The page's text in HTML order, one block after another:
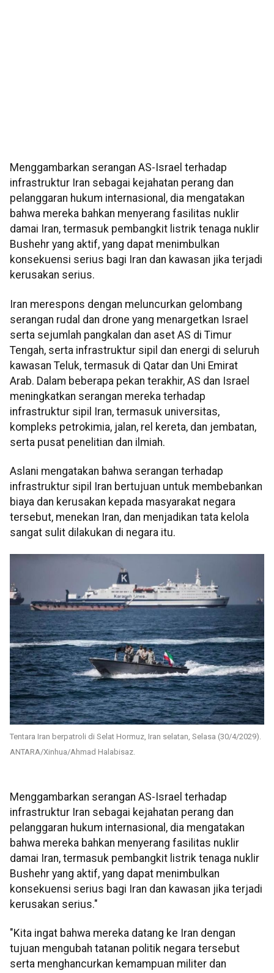
Menggambarkan serangan AS-Israel terhadap
infrastruktur Iran sebagai kejahatan perang dan
pelanggaran hukum internasional, dia mengatakan
bahwa mereka bahkan menyerang fasilitas nuklir
damai Iran, termasuk pembangkit listrik tenaga nuklir
Bushehr yang aktif, yang dapat menimbulkan
konsekuensi serius bagi Iran dan kawasan jika terjadi
kerusakan serius.
Iran merespons dengan meluncurkan gelombang
serangan rudal dan drone yang menargetkan Israel
serta sejumlah pangkalan dan aset AS di Timur
Tengah, serta infrastruktur sipil dan energi di seluruh
kawasan Teluk, termasuk di Qatar dan Uni Emirat
Arab. Dalam beberapa pekan terakhir, AS dan Israel
meningkatkan serangan mereka terhadap
infrastruktur sipil Iran, termasuk universitas,
kompleks petrokimia, jalan, rel kereta, dan jembatan,
serta pusat penelitian dan ilmiah.
Aslani mengatakan bahwa serangan terhadap
infrastruktur sipil Iran bertujuan untuk membebankan
biaya dan kerusakan kepada masyarakat negara
tersebut, menekan Iran, dan menjadikan tata kelola
sangat sulit dilakukan di negara itu.
Tentara Iran berpatroli di Selat Hormuz, Iran selatan, Selasa (30/4/2029).
ANTARA/Xinhua/Ahmad Halabisaz.
Menggambarkan serangan AS-Israel terhadap
infrastruktur Iran sebagai kejahatan perang dan
pelanggaran hukum internasional, dia mengatakan
bahwa mereka bahkan menyerang fasilitas nuklir
damai Iran, termasuk pembangkit listrik tenaga nuklir
Bushehr yang aktif, yang dapat menimbulkan
konsekuensi serius bagi Iran dan kawasan jika terjadi
kerusakan serius."
"Kita ingat bahwa mereka datang ke Iran dengan
tujuan mengubah tatanan politik negara tersebut
serta menghancurkan kemampuan militer dan